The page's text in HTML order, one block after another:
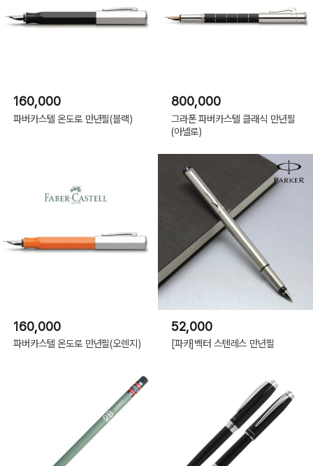
160,000
파버카스텔 온도로 만년필(블랙)
800,000
그라폰 파버카스텔 클래식 만년필
(아넬로)
160,000
파버카스텔 온도로 만년필(오렌지)
52,000
[파카]벡터 스텐레스 만년필